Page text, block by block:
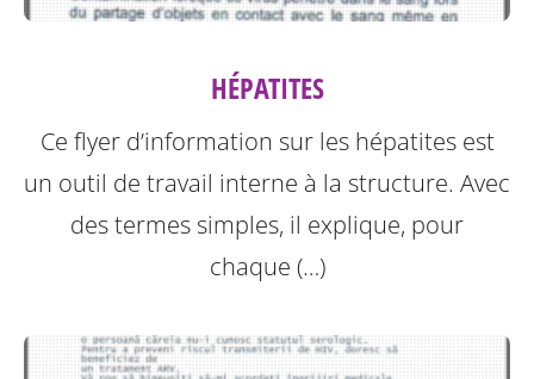
HÉPATITES
Ce flyer d’information sur les hépatites est
un outil de travail interne à la structure. Avec
des termes simples, il explique, pour
chaque (…)